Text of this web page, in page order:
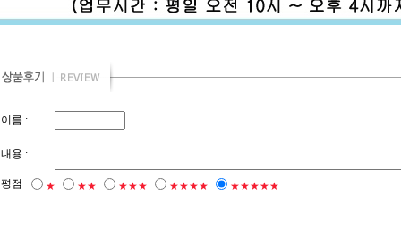
이름 :
내용 :
평점 ★ ★★ ★★★ ★★★★ ★★★★★